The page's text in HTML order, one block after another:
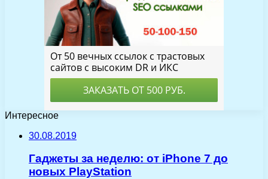
Интересное
30.08.2019
Гаджеты за неделю: от iPhone 7 до
новых PlayStation